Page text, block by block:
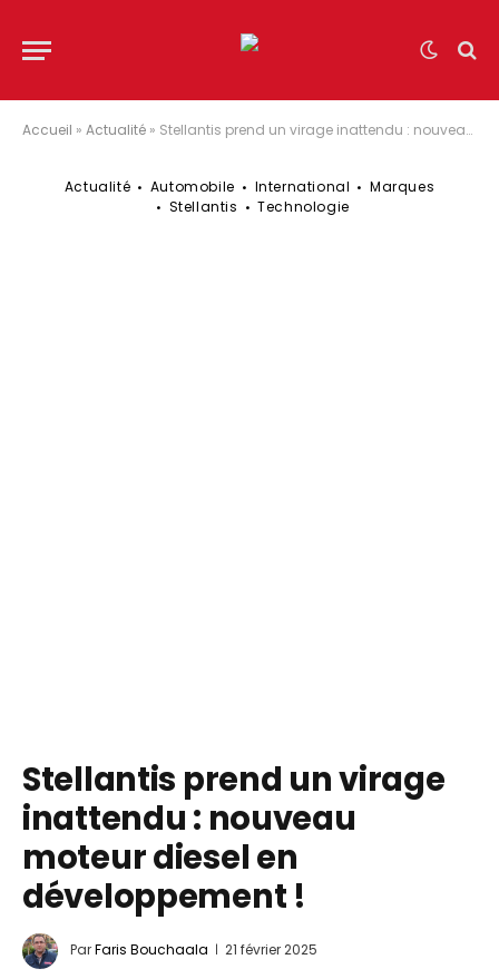
Accueil » Actualité » Stellantis prend un virage inattendu : nouveau moteur diesel en développement !
Actualité Automobile International
Marques
Stellantis
Technologie
Stellantis prend un virage
inattendu : nouveau
moteur diesel en
développement !
ParFaris Bouchaala 21 février 2025